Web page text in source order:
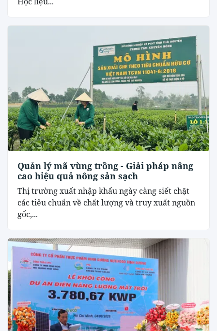
Quản lý mã vùng trồng - Giải pháp nâng
cao hiệu quả nông sản sạch
Thị trường xuất nhập khẩu ngày càng siết chặt
các tiêu chuẩn về chất lượng và truy xuất nguồn
gốc,...